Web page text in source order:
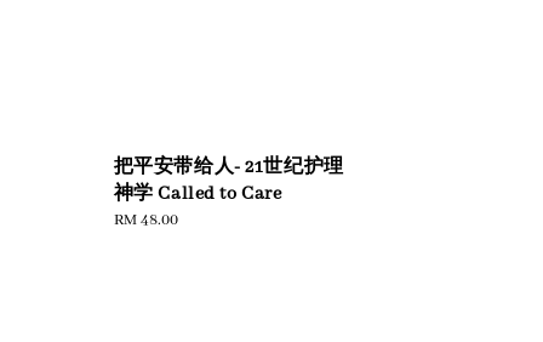
把平安带给人- 21世纪护理
神学 Called to Care
Regular
RM 48.00